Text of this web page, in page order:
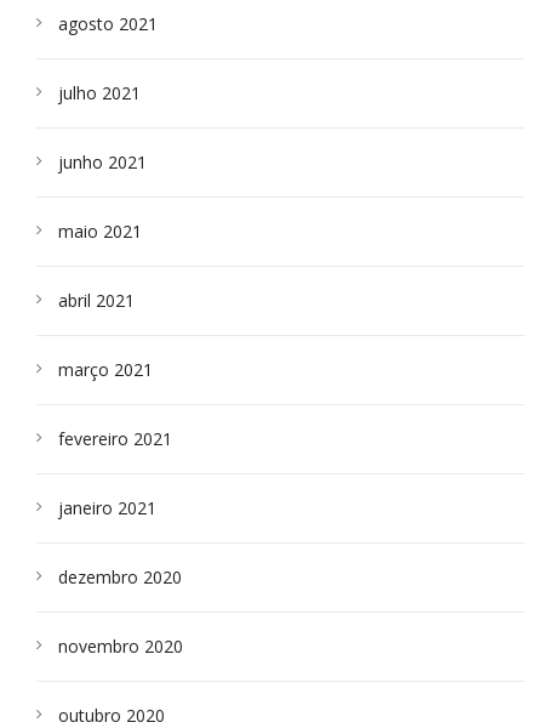
agosto 2021
julho 2021
junho 2021
maio 2021
abril 2021
março 2021
fevereiro 2021
janeiro 2021
dezembro 2020
novembro 2020
outubro 2020